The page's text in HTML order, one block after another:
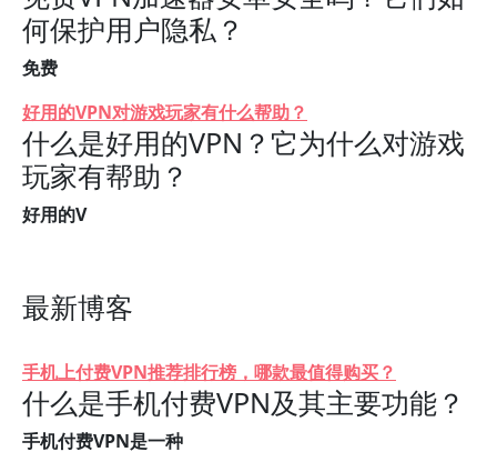
何保护用户隐私？
免费
好用的VPN对游戏玩家有什么帮助？
什么是好用的VPN？它为什么对游戏
玩家有帮助？
好用的V
最新博客
手机上付费VPN推荐排行榜，哪款最值得购买？
什么是手机付费VPN及其主要功能？
手机付费VPN是一种